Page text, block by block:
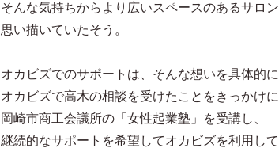
そんな気持ちからより広いスペースのあるサロ
思い描いていたそう。
オカビズでのサポートは、そんな想いを具体的
オカビズで高木の相談を受けたことをきっかけに
岡崎市商工会議所の「女性起業塾」を受講し、
継続的なサポートを希望してオカビズを利用して